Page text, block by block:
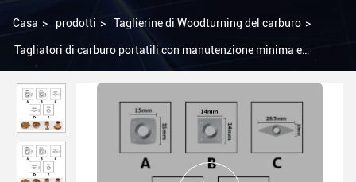
Casa > prodotti > Taglierine di Woodturning del carburo >
Tagliatori di carburo portatili con manutenzione minima e